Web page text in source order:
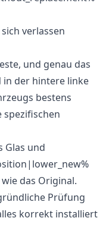
verlassen
und genau das
in der hintere linke
bestens
Glas und
das Original.
Prüfung
korrekt installiert